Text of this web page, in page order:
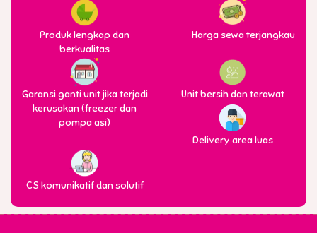
Produk lengkap dan
berkualitas
Harga sewa terjangkau
Garansi ganti unit jika terjadi
kerusakan (freezer dan
pompa asi)
Unit bersih dan terawat
Delivery area luas
CS komunikatif dan solutif